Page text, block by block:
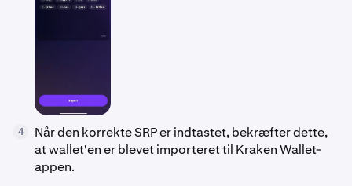
4
Når den korrekte SRP er indtastet, bekræfter dette,
at wallet'en er blevet importeret til Kraken Wallet-
appen.